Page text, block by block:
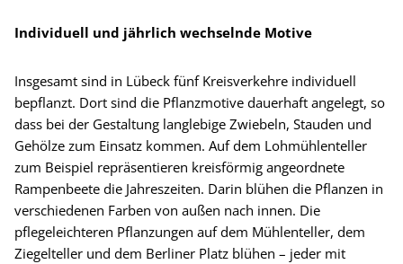
Individuell und jährlich wechselnde Motive
Insgesamt sind in Lübeck fünf Kreisverkehre individuell
bepflanzt. Dort sind die Pflanzmotive dauerhaft angelegt, so
dass bei der Gestaltung langlebige Zwiebeln, Stauden und
Gehölze zum Einsatz kommen. Auf dem Lohmühlenteller
zum Beispiel repräsentieren kreisförmig angeordnete
Rampenbeete die Jahreszeiten. Darin blühen die Pflanzen in
verschiedenen Farben von außen nach innen. Die
pflegeleichteren Pflanzungen auf dem Mühlenteller, dem
Ziegelteller und dem Berliner Platz blühen – jeder mit